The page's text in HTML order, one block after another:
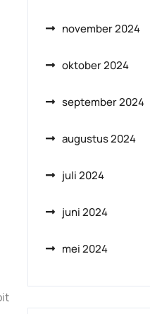
november 2024
oktober 2024
september 2024
augustus 2024
juli 2024
juni 2024
mei 2024